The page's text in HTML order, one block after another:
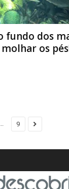
fundo dos
os
... 9